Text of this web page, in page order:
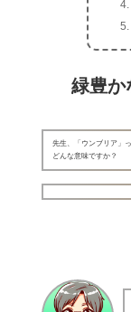
緑豊か
先生、「ウンブリア」
どんな意味ですか？